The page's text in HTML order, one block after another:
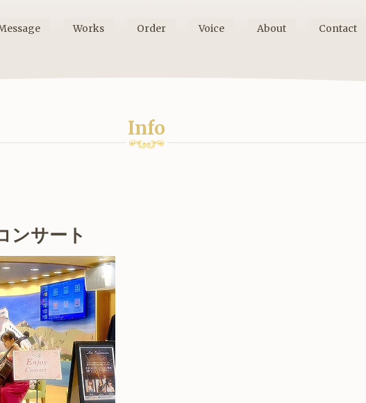
Works Order Voice About Contact
Info
ンサート